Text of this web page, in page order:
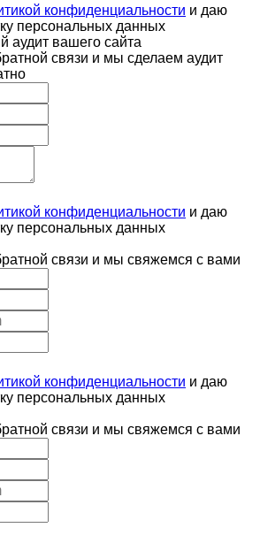
конфиденциальности и даю
персональных данных
аудит вашего сайта
связи и мы сделаем аудит
конфиденциальности и даю
персональных данных
связи и мы свяжемся с вами
конфиденциальности и даю
персональных данных
связи и мы свяжемся с вами